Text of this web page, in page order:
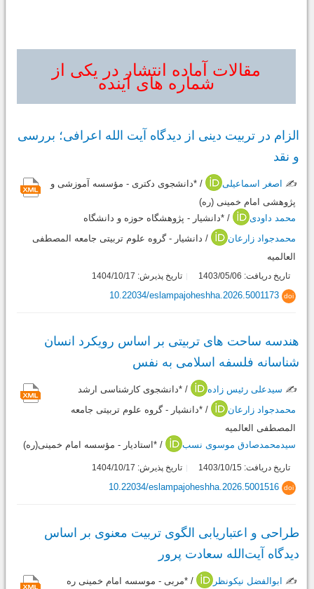
مقالات آماده انتشار در یکی از
شماره های آینده
الزام در تربیت دینی از دیدگاه آیت الله اعرافی؛ بررسی
و نقد
✍️ اصغر اسماعیلی
/ *دانشجوی دکتری - مؤسسه آموزشی و
پژوهشی امام خمینی (ره)
محمد داودی
/ *دانشیار - پژوهشگاه حوزه و دانشگاه
محمدجواد زارعان
/ دانشیار - گروه علوم تربیتی جامعه المصطفی
العالمیه
تاریخ دریافت: 1403/05/06 تاریخ پذیرش: 1404/10/17
doi
10.22034/eslampajoheshha.2026.5001173
هندسه ساحت های تربیتی بر اساس رویکرد انسان
شناسانه فلسفه اسلامی به نفس
✍️ سیدعلی رئیس زاده
/ *دانشجوی کارشناسی ارشد
محمدجواد زارعان
/ *دانشیار - گروه علوم تربیتی جامعه
المصطفی العالمیه
سیدمحمدصادق موسوی نسب
/ *استادیار - مؤسسه امام خمینی(ره)
تاریخ دریافت: 1403/10/15 تاریخ پذیرش: 1404/10/17
doi
10.22034/eslampajoheshha.2026.5001516
طراحی و اعتباریابی الگوی تربیت معنوی بر اساس
دیدگاه آیت‌الله سعادت پرور
✍️ ابوالفضل نیکونظر
/ *مربی - موسسه امام خمینی ره